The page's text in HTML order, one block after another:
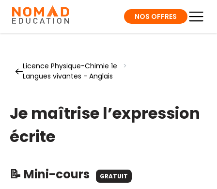
NOS OFFRES
Licence Physique-Chimie 1e
>
Langues vivantes - Anglais
Je maîtrise l’expression
écrite
📝 Mini-cours GRATUIT